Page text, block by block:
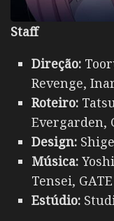
Staff
Direção:
Revenge,
Roteiro:
Evergarden,
Design:
Música:
Tensei,
Estúdio: